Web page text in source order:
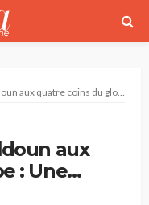
: Une Internationalisation qui fait rayonner la Tunisie
aux
: Une
fait